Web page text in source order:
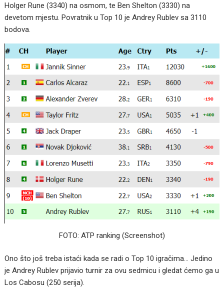
Holger Rune (3340) na osmom, te Ben Shelton (3330) na
devetom mjestu. Povratnik u Top 10 je Andrey Rublev sa 3110
bodova.
FOTO: ATP ranking (Screenshot)
Ono što još treba istaći kada se radi o Top 10 igračima… Jedino
je Andrey Rublev prijavio turnir za ovu sedmicu i gledat ćemo ga u
Los Cabosu (250 serija).